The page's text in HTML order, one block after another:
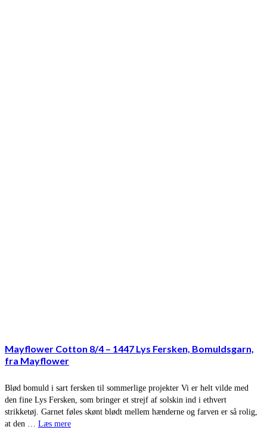
Mayflower Cotton 8/4 – 1447 Lys Fersken, Bomuldsgarn,
fra Mayflower
Blød bomuld i sart fersken til sommerlige projekter Vi er helt vilde med
den fine Lys Fersken, som bringer et strejf af solskin ind i ethvert
strikketøj. Garnet føles skønt blødt mellem hænderne og farven er så rolig,
at den … Læs mere